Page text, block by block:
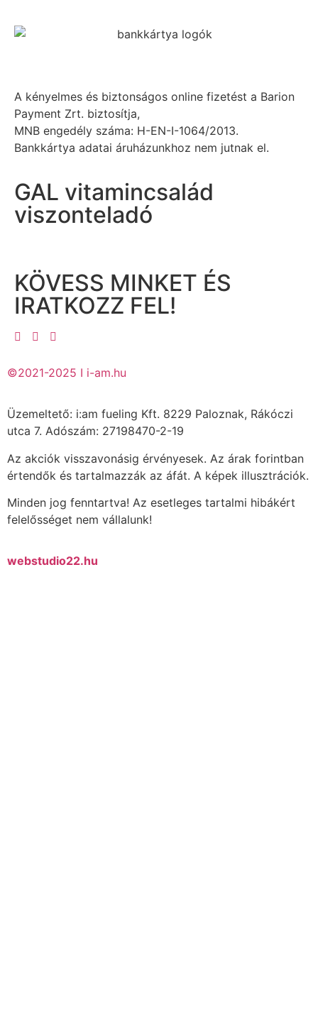
A kényelmes és biztonságos online fizetést a Barion
Payment Zrt. biztosítja,
MNB engedély száma: H-EN-I-1064/2013.
Bankkártya adatai áruházunkhoz nem jutnak el.
GAL vitamincsalád
viszonteladó
KÖVESS MINKET ÉS
IRATKOZZ FEL!
©2021-2025 I i-am.hu
Üzemeltető: i:am fueling Kft. 8229 Paloznak, Rákóczi
utca 7. Adószám: 27198470-2-19
Az akciók visszavonásig érvényesek. Az árak forintban
értendők és tartalmazzák az áfát. A képek illusztrációk.
Minden jog fenntartva! Az esetleges tartalmi hibákért
felelősséget nem vállalunk!
webstudio22.hu